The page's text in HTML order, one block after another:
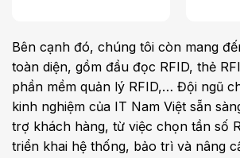
Bên cạnh đó, chúng tôi còn mang
toàn diện, gồm đầu đọc RFID, thẻ
phần mềm quản lý RFID,… Đội ngũ
kinh nghiệm của IT Nam Việt sẵn
trợ khách hàng, từ việc chọn tần số
triển khai hệ thống, bảo trì và nâng